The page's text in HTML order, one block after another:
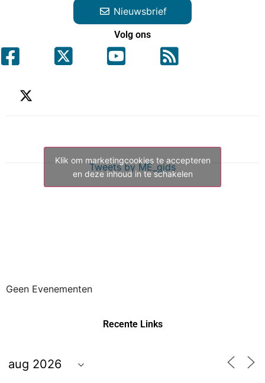
Nieuwsbrief
Volg ons
Tweets by ME_gids
Klik om marketingcookies te accepteren
en deze inhoud in te schakelen
Geen Evenementen
Recente Links